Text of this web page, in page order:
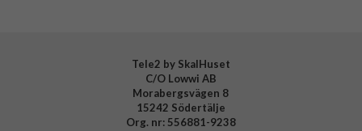
Tele2 by SkalHuset
C/O Lowwi AB
Morabergsvägen 8
15242 Södertälje
Org. nr: 556881-9238